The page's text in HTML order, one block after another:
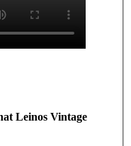
Leinos Vintage